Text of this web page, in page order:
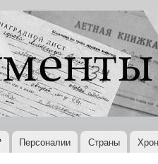
Персоналии Страны